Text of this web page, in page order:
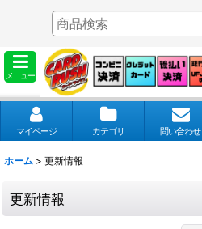
メニュー
マイページ カテゴリ 問い合わせ
ホーム > 更新情報
更新情報